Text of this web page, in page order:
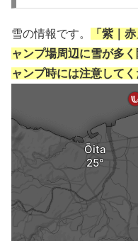
雪の情報です。
「紫｜
ャンプ場周辺に雪が多
ャンプ時には注意してく